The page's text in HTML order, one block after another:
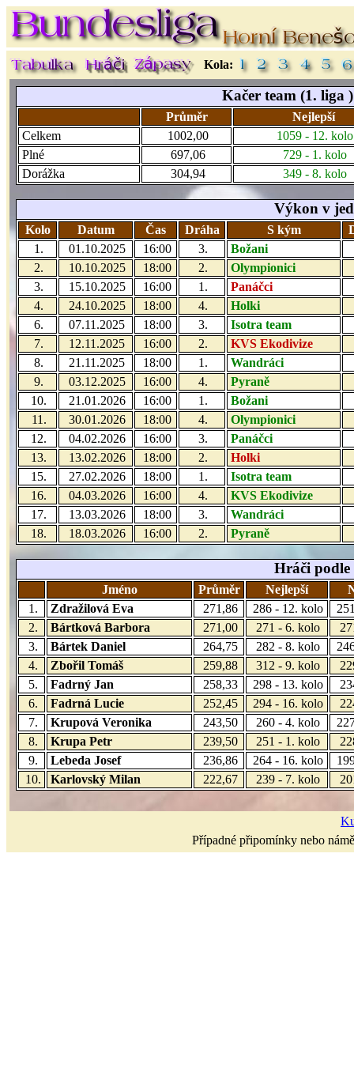
Kola:
Kačer team (1. liga )
Průměr
Nejlepší
Celkem
1002,00
1059 - 12. kolo
Plné
697,06
729 - 1. kolo
Dorážka
304,94 349 - 8. kolo
Výkon v
Kolo Datum Čas Dráha S kým
1.
01.10.2025 16:00 3.
Božani
2.
10.10.2025 18:00 2.
Olympionici
3.
15.10.2025 16:00 1.
Panáčci
4.
24.10.2025 18:00 4.
Holki
6.
07.11.2025 18:00 3.
Isotra team
7.
12.11.2025 16:00 2.
KVS Ekodivize
8.
21.11.2025 18:00 1.
Wandráci
9.
03.12.2025 16:00 4.
Pyraně
10.
21.01.2026 16:00 1.
Božani
11.
30.01.2026 18:00 4.
Olympionici
12.
04.02.2026 16:00 3.
Panáčci
13.
13.02.2026 18:00 2.
Holki
15.
27.02.2026 18:00 1.
Isotra team
16.
04.03.2026 16:00 4.
KVS Ekodivize
17.
13.03.2026 18:00 3.
Wandráci
18.
18.03.2026 16:00 2. Pyraně
Hráči
Jméno Průměr Nejlepší
1.
Zdražilová Eva 271,86 286 - 12. kolo
2.
Bártková Barbora 271,00 271 - 6. kolo
3.
Bártek Daniel 264,75 282 - 8. kolo
4.
Zbořil Tomáš 259,88 312 - 9. kolo
5.
Fadrný Jan 258,33 298 - 13. kolo
6.
Fadrná Lucie 252,45 294 - 16. kolo
7.
Krupová Veronika 243,50 260 - 4. kolo
8.
Krupa Petr 239,50 251 - 1. kolo
9.
Lebeda Josef 236,86 264 - 16. kolo
10.
Karlovský Milan 222,67 239 - 7. kolo
Případné připomínky nebo